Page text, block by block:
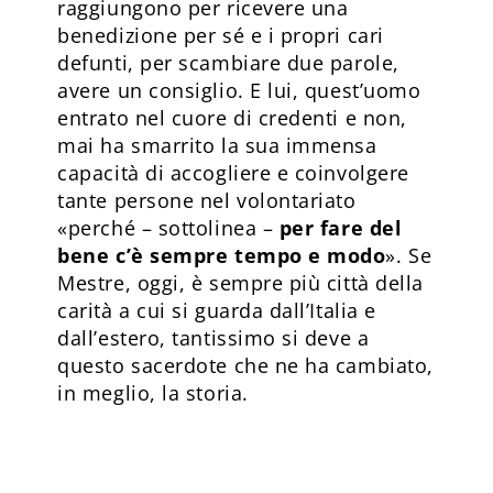
raggiungono per ricevere una
benedizione per sé e i propri cari
defunti, per scambiare due parole,
avere un consiglio. E lui, quest’uomo
entrato nel cuore di credenti e non,
mai ha smarrito la sua immensa
capacità di accogliere e coinvolgere
tante persone nel volontariato
«perché – sottolinea – per fare del
bene c’è sempre tempo e modo». Se
Mestre, oggi, è sempre più città della
carità a cui si guarda dall’Italia e
dall’estero, tantissimo si deve a
questo sacerdote che ne ha cambiato,
in meglio, la storia.